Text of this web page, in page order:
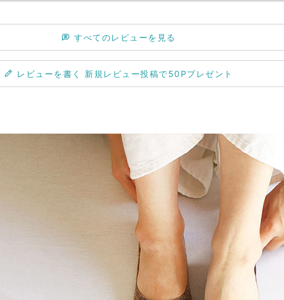
すべてのレビューを見る
レビューを書く